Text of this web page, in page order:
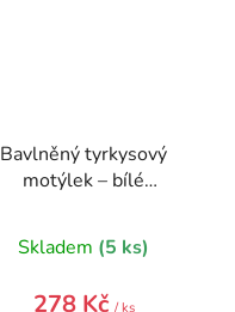
Bavlněný tyrkysový
motýlek – bílé
Skladem (5 ks)
278 Kč / ks